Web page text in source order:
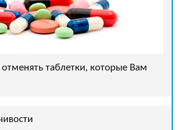
таблетки, которые Вам